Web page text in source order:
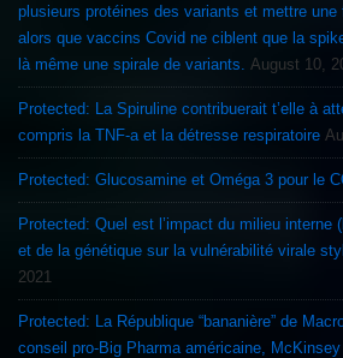
plusieurs protéines des variants et mettre
alors que vaccins Covid ne ciblent que la
là même une spirale de variants.
August 10,
Protected: La Spiruline contribuerait t’elle à
compris la TNF-a et la détresse respiratoire
Protected: Glucosamine et Oméga 3 pour le
Protected: Quel est l’impact du milieu interne
et de la génétique sur la vulnérabilité virale
2021
Protected: La République “bananière” de
conseil pro-Big Pharma américaine,